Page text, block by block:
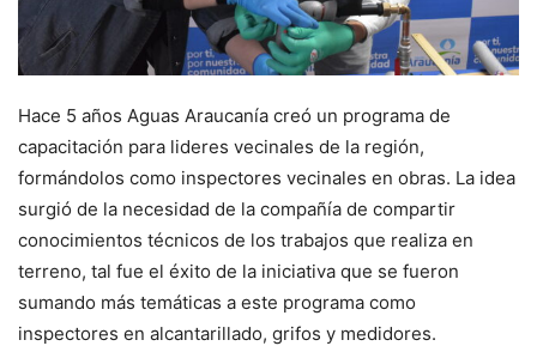
Hace 5 años Aguas Araucanía creó un programa de
capacitación para lideres vecinales de la región,
formándolos como inspectores vecinales en obras. La idea
surgió de la necesidad de la compañía de compartir
conocimientos técnicos de los trabajos que realiza en
terreno, tal fue el éxito de la iniciativa que se fueron
sumando más temáticas a este programa como
inspectores en alcantarillado, grifos y medidores.